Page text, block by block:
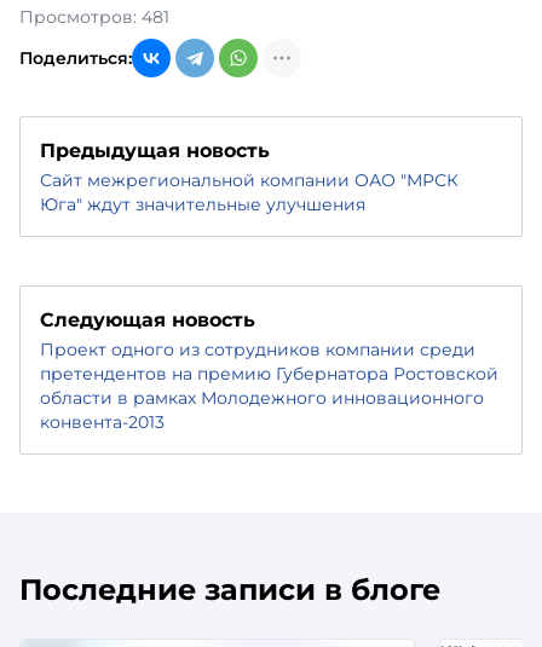
Просмотров: 481
Поделиться:
Предыдущая новость
Сайт межрегиональной компании ОАО "МРСК
Юга" ждут значительные улучшения
Следующая новость
Проект одного из сотрудников компании среди
претендентов на премию Губернатора Ростовской
области в рамках Молодежного инновационного
конвента-2013
Последние записи в блоге